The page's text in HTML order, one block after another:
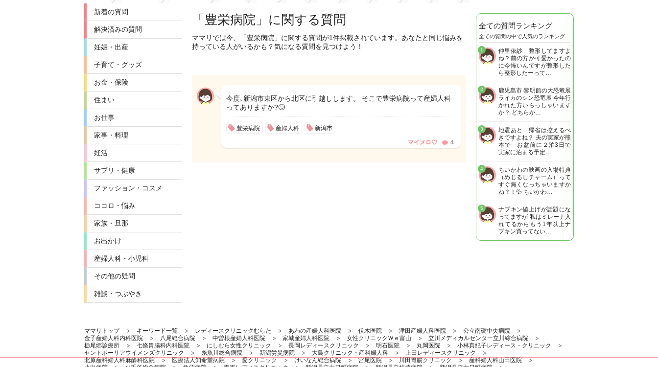
新着の質問
解決済みの質問
妊娠・出産
子育て・グッズ
お金・保険
住まい
お仕事
家事・料理
妊活
サプリ・健康
ファッション・コスメ
ココロ・悩み
家族・旦那
お出かけ
産婦人科・小児科
その他の疑問
雑談・つぶやき
「豊栄病院」に関する質問
ママリでは今、「豊栄病院」に関する質問が1件掲載されています。あなたと同じ悩みを
持っている人がいるかも？気になる質問を見つけよう！
今度､新潟市東区から北区に引越しします。 そこで豊栄病院って産婦人科
ってありますか?🙄
豊栄病院 産婦人科 新潟市
マイメロ♡ 4
全ての質問ランキング
全ての質問の中で人気のランキング
仲里依紗 整形してますよ
ね？前の方が可愛かったの
に今怖いんですが整形した
ら整形したーって…
1
鹿児島市 黎明館の大恐竜展
ライカのシン恐竜展 今年行
かれた方いらっしゃいます
か？ どちらか…
2
地震あと 帰省は控えるべ
きですよね？ 夫の実家が熊
本で お盆前に２泊3日で
実家に泊まる予定…
3
ちいかわの映画の入場特典
（めじるしチャーム）って
すぐ無くなっちゃいますか
ね？！💦 ちいかわ…
4
ナプキン値上げが話題にな
ってますが 私はミレーナ入
れてるからもう1年以上ナ
プキン買ってない…
5
ママリトップ キーワード一覧 レディースクリニックむらた あわの産婦人科医院 伏木医院 津田産婦人科医院
公立南砺中央病院
金子産婦人科内科医院
八尾総合病院 中曽根産婦人科医院 家城産婦人科医院 女性クリニックＷｅ富山
立川メディカルセンター立川綜合病院
栃尾郷診療所
七條胃腸科内科医院 にしむら女性クリニック 長岡レディースクリニック 明石医院 丸岡医院
小林真紀子レディース・クリニック
セントポーリアウイメンズクリニック
糸魚川総合病院 新潟労災病院 大島クリニック・産科婦人科
上田レディースクリニック
北原産科婦人科麻酔科医院
医療法人知命堂病院 愛クリニック けいなん総合病院 宮尾医院 川田胃腸クリニック
産科婦人科山田医院